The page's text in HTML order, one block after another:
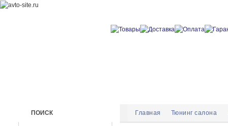
ПОИСК Главная Тюнинг салона